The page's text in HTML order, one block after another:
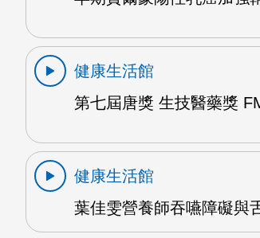
健康生活館
第七屆唐獎 生技醫藥獎
健康生活館
葉佳雯營養師吞嚥障礙與